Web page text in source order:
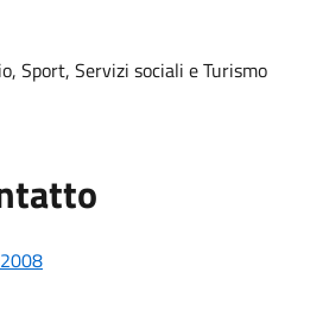
Sport, Servizi sociali e Turismo